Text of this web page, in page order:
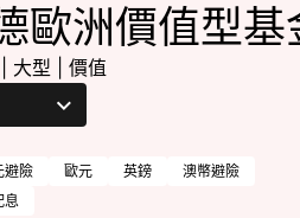
歐洲價值型基
大型 價值
避險 歐元 英鎊
澳幣避險
息